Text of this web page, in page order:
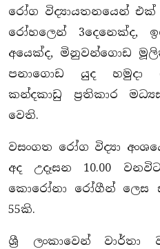
රෝග විද්‍යායතනයෙන්
රෝහලෙන් 3දෙනෙක්ද,
අයෙක්ද, මිනුවන්ගොඩ
පනාගොඩ යුද හමුදා
කන්දකාඩු ප්‍රතිකාර
වෙති.
වසංගත රෝග විද්‍යා
අද උදෑසන 10.00
කොරෝනා රෝගීන් ලෙස
55කි.
ශ්‍රී ලංකාවෙන්